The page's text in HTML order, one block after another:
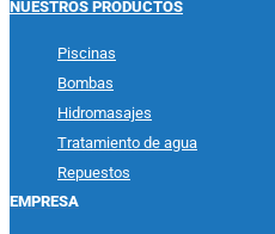
NUESTROS PRODUCTOS
Piscinas
Bombas
Hidromasajes
Tratamiento de agua
Repuestos
EMPRESA